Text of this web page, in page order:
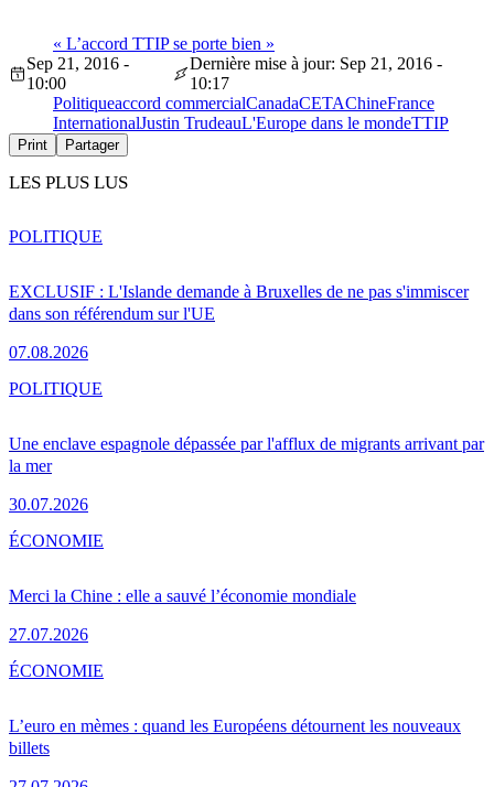
« L’accord TTIP se porte bien »
Sep 21, 2016 -
10:00
Dernière mise à jour: Sep 21, 2016 -
10:17
Politiqueaccord commercialCanadaCETAChineFrance
InternationalJustin TrudeauL'Europe dans le mondeTTIP
Print Partager
LES PLUS LUS
EXCLUSIF : L'Islande demande à Bruxelles de ne pas s'immiscer
dans son référendum sur l'UE
07.08.2026
POLITIQUE
Une enclave espagnole dépassée par l'afflux de migrants arrivant par
la mer
30.07.2026
POLITIQUE
Merci la Chine : elle a sauvé l’économie mondiale
27.07.2026
ÉCONOMIE
L’euro en mèmes : quand les Européens détournent les nouveaux
billets
ÉCONOMIE